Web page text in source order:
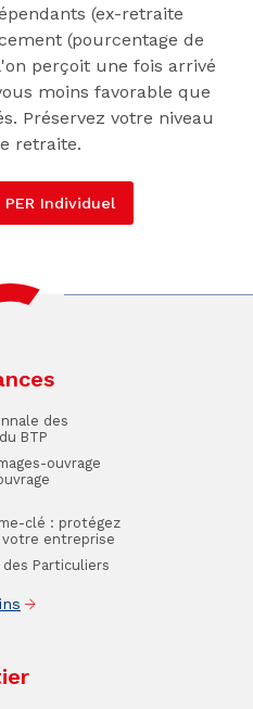
(ex-retraite
(pourcentage de
perçoit une fois arrivé
moins favorable que
Préservez votre niveau
retraite.
Individuel
des
BTP
ouvrage
clé : protégez
votre entreprise
Particuliers